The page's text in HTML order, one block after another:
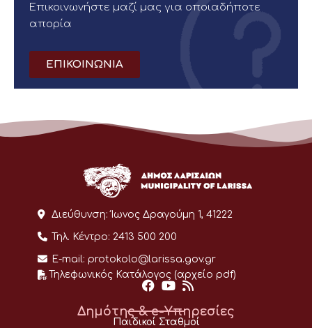
Επικοινωνήστε μαζί μας για οποιαδήποτε
απορία
ΕΠΙΚΟΙΝΩΝΙΑ
Διεύθυνση: Ίωνος Δραγούμη 1, 41222
Τηλ. Κέντρο: 2413 500 200
E-mail: protokolo@larissa.gov.gr
Τηλεφωνικός Κατάλογος (αρχείο pdf)
Δημότης & e-Υπηρεσίες
Παιδικοί Σταθμοί